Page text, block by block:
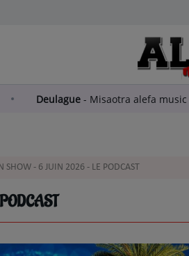
Deulague-Misaotra
SHOW - 6 JUIN 2026 - LE PODCAST